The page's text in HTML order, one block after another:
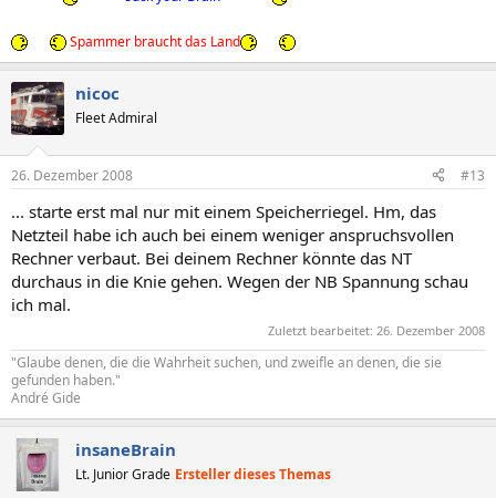
Spammer braucht das Land
nicoc
Fleet Admiral
26. Dezember 2008 #13
... starte erst mal nur mit einem Speicherriegel. Hm, das
Netzteil habe ich auch bei einem weniger anspruchsvollen
Rechner verbaut. Bei deinem Rechner könnte das NT
durchaus in die Knie gehen. Wegen der NB Spannung schau
ich mal.
Zuletzt bearbeitet: 26. Dezember 2008
"Glaube denen, die die Wahrheit suchen, und zweifle an denen, die sie
gefunden haben."
André Gide
insaneBrain
Lt. Junior Grade Ersteller dieses Themas